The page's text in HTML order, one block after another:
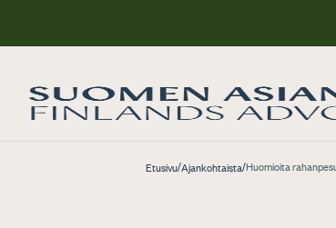
Etusivu/Ajankohtaista/Huomioita